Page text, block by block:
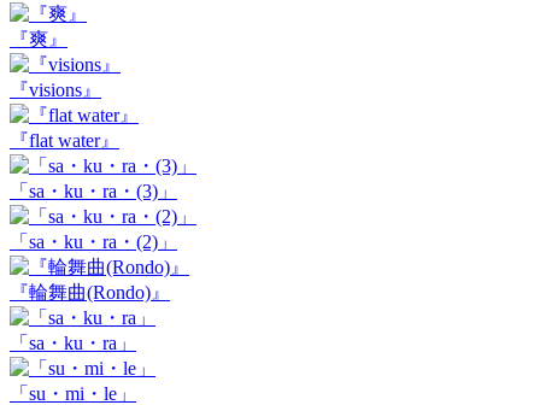
『爽』
『visions』
『flat water』
「sa・ku・ra・(3)」
「sa・ku・ra・(2)」
『輪舞曲(Rondo)』
「sa・ku・ra」
「su・mi・le」